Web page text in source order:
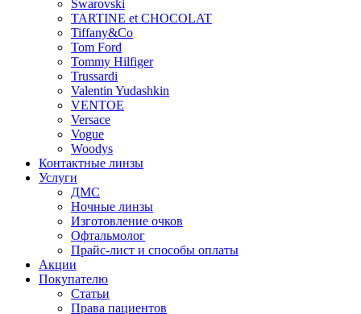
Swarovski
TARTINE et CHOCOLAT
Tiffany&Co
Tom Ford
Tommy Hilfiger
Trussardi
Valentin Yudashkin
VENTOE
Versace
Vogue
Woodys
Контактные линзы
Услуги
ДМС
Ночные линзы
Изготовление очков
Офтальмолог
Прайс-лист и способы оплаты
Акции
Покупателю
Статьи
Права пациентов